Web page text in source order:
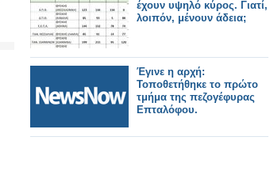
έχουν υψηλό κύρος. Γιατί,
λοιπόν, μένουν άδεια;
Έγινε η αρχή:
Τοποθετήθηκε το πρώτο
τμήμα της πεζογέφυρας
Επταλόφου.